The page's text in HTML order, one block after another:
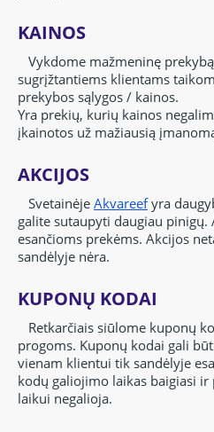
KAINOS
Vykdome mažmeninę
sugrįžtantiems klientams
prekybos sąlygos / kainos.
Yra prekių, kurių kainos
įkainotos už mažiausią
AKCIJOS
Svetainėje Akvareefyra
galite sutaupyti daugiau pinigų.
esančioms prekėms. Akcijos
sandėlyje nėra.
KUPONŲ KODAI
Retkarčiais siūlome kuponų
progoms. Kuponų kodai gali
vienam klientui tik sandėlyje
kodų galiojimo laikas baigiasi
laikui negalioja.